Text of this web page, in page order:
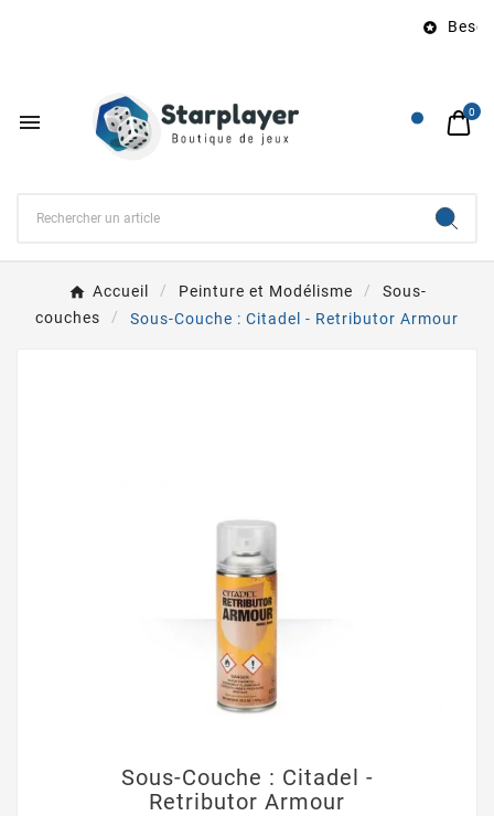

 0
Accueil Peinture et Modélisme
Sous-
couches
Sous-Couche : Citadel - Retributor Armour
Sous-Couche : Citadel -
Retributor Armour